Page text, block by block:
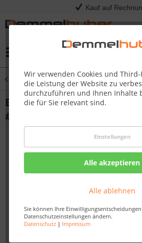
Kauf auf
Wir verwenden Cookies und Third-
die Leistung der Website zu
durchzuführen und Ihnen Inhalte
die für Sie relevant sind.
Einstellungen
Alle akzeptieren
Alle ablehnen
Sie können Ihre
Datenschutzeinstellungen ändern.
Datenschutz| Impressum
Übersicht Sonstige Ersatzteile
ELECTRODE ASSY REAR
#N240-0036